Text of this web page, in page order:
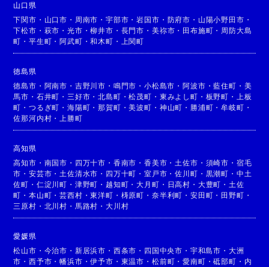
山口県
下関市 ・ 山口市 ・ 周南市 ・宇部市 ・岩国市 ・ 防府市 ・ 山陽小野田市 ・
下松市 ・ 萩市 ・光市 ・柳井市 ・ 長門市 ・ 美祢市 ・ 田布施町 ・ 周防大島
町 ・平生町 ・阿武町 ・和木町 ・ 上関町
徳島県
徳島市 ・ 阿南市 ・ 吉野川市 ・ 鳴門市 ・小松島市 ・阿波市 ・藍住町 ・ 美
馬市 ・ 石井町 ・ 三好市 ・北島町 ・松茂町 ・ 東みよし町 ・ 板野町 ・
上板
町 ・つるぎ町 ・海陽町 ・那賀町 ・美波町 ・ 神山町 ・ 勝浦町 ・牟岐町 ・
佐那河内村 ・ 上勝町
高知県
高知市 ・ 南国市 ・ 四万十市 ・ 香南市 ・香美市 ・ 土佐市 ・ 須崎市 ・ 宿毛
市 ・安芸市 ・ 土佐清水市 ・ 四万十町 ・室戸市 ・佐川町 ・ 黒潮町 ・ 中土
佐町 ・ 仁淀川町 ・ 津野町 ・ 越知町 ・大月町 ・ 日高村 ・ 大豊町 ・ 土佐
町 ・本山町 ・芸西村 ・東洋町 ・ 梼原町 ・ 奈半利町 ・ 安田町 ・ 田野町 ・
三原村 ・ 北川村 ・ 馬路村 ・大川村
愛媛県
松山市 ・ 今治市 ・ 新居浜市 ・ 西条市 ・ 四国中央市 ・ 宇和島市 ・ 大洲
市 ・西予市 ・幡浜市 ・伊予市 ・ 東温市 ・ 松前町 ・愛南町 ・砥部町 ・ 内